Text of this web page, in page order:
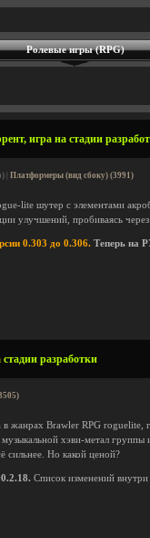
Ролевые игры (RPG)
игра на стадии
| Платформеры (вид сбоку) (3991)
lite шутер с элементами
улучшений, пробиваясь
0.303 до 0.306. Теперь на
разработки
в жанрах Brawler RPG roguelite,
музыкальной хэви-метал
сильнее. Но какой ценой?
Список изменений внутри